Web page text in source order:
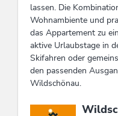
lassen. Die
Wohnambiente und
das Appartement zu
aktive Urlaubstage in
Skifahren oder
den passenden
Wildschönau.
Diese